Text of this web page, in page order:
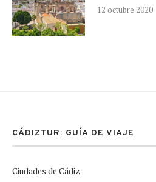
12 octubre 2020
CÁDIZTUR: GUÍA DE VIAJE
Ciudades de Cádiz